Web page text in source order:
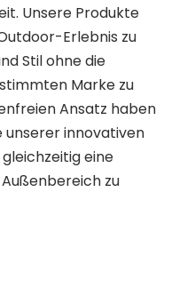
Unsere Produkte
Erlebnis zu
Stil ohne die
Marke zu
Ansatz haben
unserer innovativen
eine
zu